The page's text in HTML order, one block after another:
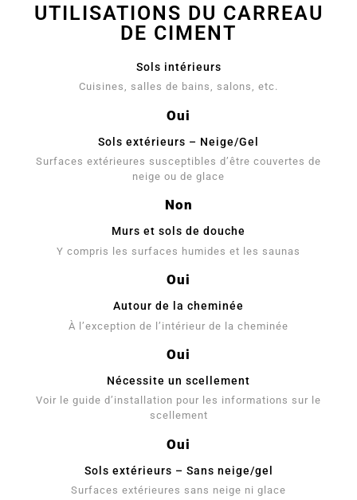
UTILISATIONS DU CARREAU
DE CIMENT
Sols intérieurs
Cuisines, salles de bains, salons, etc.
Oui
Sols extérieurs – Neige/Gel
Surfaces extérieures susceptibles d’être couvertes de
neige ou de glace
Non
Murs et sols de douche
Y compris les surfaces humides et les saunas
Oui
Autour de la cheminée
À l’exception de l’intérieur de la cheminée
Oui
Nécessite un scellement
Voir le guide d’installation pour les informations sur le
scellement
Oui
Sols extérieurs – Sans neige/gel
Surfaces extérieures sans neige ni glace